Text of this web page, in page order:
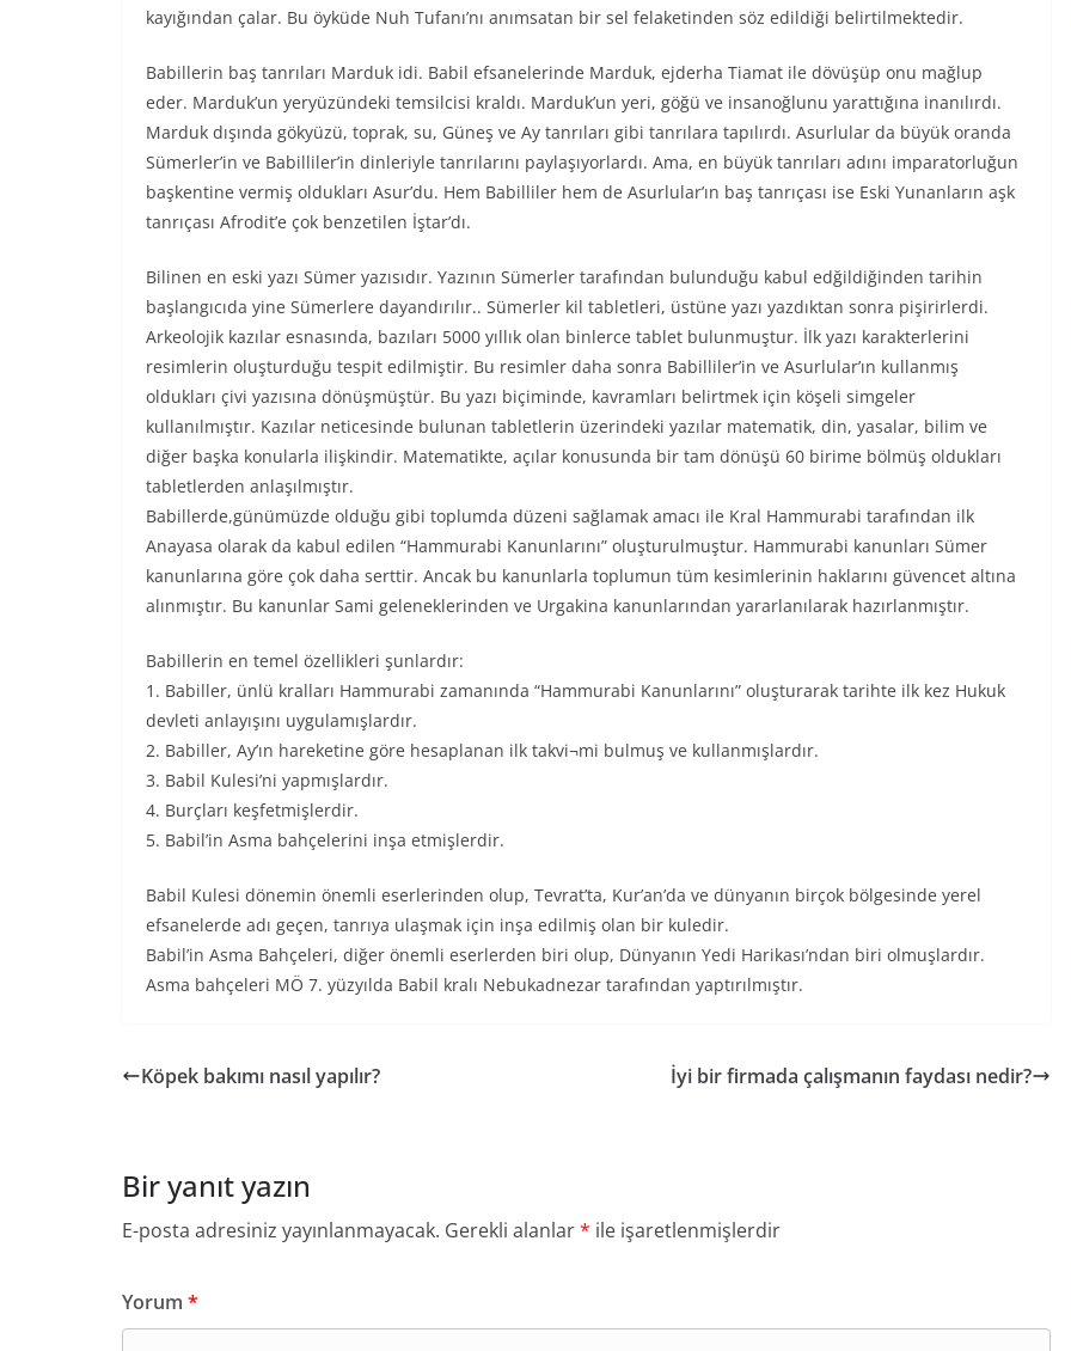
kayığından çalar. Bu öyküde Nuh Tufanı’nı anımsatan bir sel felaketinden söz edildiği belirtilmektedir.
Babillerin baş tanrıları Marduk idi. Babil efsanelerinde Marduk, ejderha Tiamat ile dövüşüp onu mağlup
eder. Marduk’un yeryüzündeki temsilcisi kraldı. Marduk’un yeri, göğü ve insanoğlunu yarattığına inanılırdı.
Marduk dışında gökyüzü, toprak, su, Güneş ve Ay tanrıları gibi tanrılara tapılırdı. Asurlular da büyük oranda
Sümerler’in ve Babilliler’in dinleriyle tanrılarını paylaşıyorlardı. Ama, en büyük tanrıları adını imparatorluğun
başkentine vermiş oldukları Asur’du. Hem Babilliler hem de Asurlular’ın baş tanrıçası ise Eski Yunanların aşk
tanrıçası Afrodit’e çok benzetilen İştar’dı.
Bilinen en eski yazı Sümer yazısıdır. Yazının Sümerler tarafından bulunduğu kabul edğildiğinden tarihin
başlangıcıda yine Sümerlere dayandırılır.. Sümerler kil tabletleri, üstüne yazı yazdıktan sonra pişirirlerdi.
Arkeolojik kazılar esnasında, bazıları 5000 yıllık olan binlerce tablet bulunmuştur. İlk yazı karakterlerini
resimlerin oluşturduğu tespit edilmiştir. Bu resimler daha sonra Babilliler’in ve Asurlular’ın kullanmış
oldukları çivi yazısına dönüşmüştür. Bu yazı biçiminde, kavramları belirtmek için köşeli simgeler
kullanılmıştır. Kazılar neticesinde bulunan tabletlerin üzerindeki yazılar matematik, din, yasalar, bilim ve
diğer başka konularla ilişkindir. Matematikte, açılar konusunda bir tam dönüşü 60 birime bölmüş oldukları
tabletlerden anlaşılmıştır.
Babillerde,günümüzde olduğu gibi toplumda düzeni sağlamak amacı ile Kral Hammurabi tarafından ilk
Anayasa olarak da kabul edilen “Hammurabi Kanunlarını” oluşturulmuştur. Hammurabi kanunları Sümer
kanunlarına göre çok daha serttir. Ancak bu kanunlarla toplumun tüm kesimlerinin haklarını güvencet altına
alınmıştır. Bu kanunlar Sami geleneklerinden ve Urgakina kanunlarından yararlanılarak hazırlanmıştır.
Babillerin en temel özellikleri şunlardır:
1. Babiller, ünlü kralları Hammurabi zamanında “Hammurabi Kanunlarını” oluşturarak tarihte ilk kez Hukuk
devleti anlayışını uygulamışlardır.
2. Babiller, Ay’ın hareketine göre hesaplanan ilk takvi¬mi bulmuş ve kullanmışlardır.
3. Babil Kulesi’ni yapmışlardır.
4. Burçları keşfetmişlerdir.
5. Babil’in Asma bahçelerini inşa etmişlerdir.
Babil Kulesi dönemin önemli eserlerinden olup, Tevrat’ta, Kur’an’da ve dünyanın birçok bölgesinde yerel
efsanelerde adı geçen, tanrıya ulaşmak için inşa edilmiş olan bir kuledir.
Babil’in Asma Bahçeleri, diğer önemli eserlerden biri olup, Dünyanın Yedi Harikası’ndan biri olmuşlardır.
Asma bahçeleri MÖ 7. yüzyılda Babil kralı Nebukadnezar tarafından yaptırılmıştır.
Köpek bakımı nasıl yapılır? İyi bir firmada çalışmanın faydası nedir?
Bir yanıt yazın
E-posta adresiniz yayınlanmayacak. Gerekli alanlar* ile işaretlenmişlerdir
Yorum *